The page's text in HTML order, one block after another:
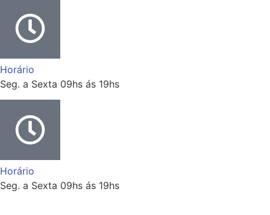
Horário
Seg. a Sexta 09hs ás 19hs
Horário
Seg. a Sexta 09hs ás 19hs